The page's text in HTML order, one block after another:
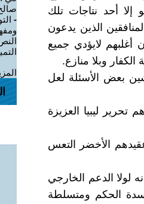
إلا أحد نتاجات تلك
الذين يدعون
أغلبهم لايؤدي جميع
وبلا منازع.
بعض الأسئلة لعل
ليبيا العزيزة
الأخضر التعس
لولا الدعم الخارجي
سدة الحكم ومتسلطة
-